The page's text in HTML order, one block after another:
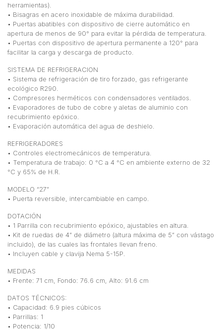
herramientas).
• Bisagras en acero inoxidable de máxima durabilidad.
• Puertas abatibles con dispositivo de cierre automático en
apertura de menos de 90° para evitar la pérdida de temperatura.
• Puertas con dispositivo de apertura permanente a 120° para
facilitar la carga y descarga de producto.
SISTEMA DE REFRIGERACION
• Sistema de refrigeración de tiro forzado, gas refrigerante
ecológico R290.
• Compresores herméticos con condensadores ventilados.
• Evaporadores de tubo de cobre y aletas de aluminio con
recubrimiento epóxico.
• Evaporación automática del agua de deshielo.
REFRIGERADORES
• Controles electromecánicos de temperatura.
• Temperatura de trabajo: 0 °C a 4 °C en ambiente externo de 32
°C y 65% de H.R.
MODELO “27”
• Puerta reversible, intercambiable en campo.
DOTACIÓN
• 1 Parrilla con recubrimiento epóxico, ajustables en altura.
• Kit de ruedas de 4” de diámetro (altura máxima de 5” con vástago
incluido), de las cuales las frontales llevan freno.
• Incluyen cable y clavija Nema 5-15P.
MEDIDAS
• Frente: 71 cm, Fondo: 76.6 cm, Alto: 91.6 cm
DATOS TÉCNICOS:
• Capacidad: 6.9 pies cúbicos
• Parrillas: 1
• Potencia: 1/10